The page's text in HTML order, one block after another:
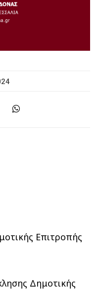
Επιτροπής
Δημοτικής